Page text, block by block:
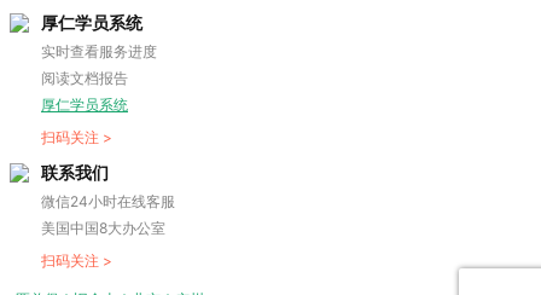
厚仁学员系统
实时查看服务进度
阅读文档报告
厚仁学员系统
扫码关注 >
联系我们
微信24小时在线客服
美国中国8大办公室
扫码关注 >